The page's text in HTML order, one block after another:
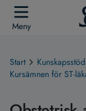
Meny
Start
Kursämnen för ST-